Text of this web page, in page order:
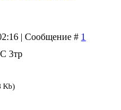
| Сообщение # 1
3тр
Kb)